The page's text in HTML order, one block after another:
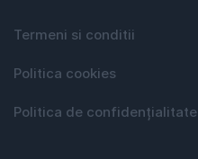
Termeni si conditii
Politica cookies
Politica de confidențialitate